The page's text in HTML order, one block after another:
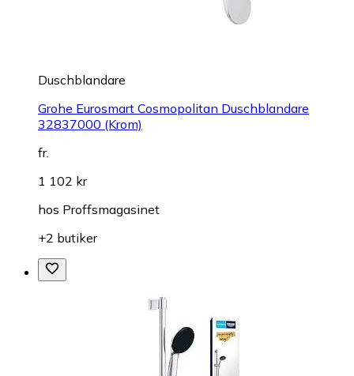
Duschblandare
Grohe Eurosmart Cosmopolitan Duschblandare
32837000 (Krom)
fr.
1 102 kr
hos Proffsmagasinet
+2 butiker